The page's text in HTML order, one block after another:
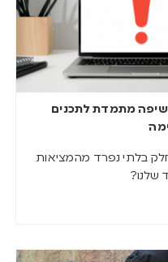
מתמדת לתכנים
בלתי נפרד מהמציאות
שלנו?